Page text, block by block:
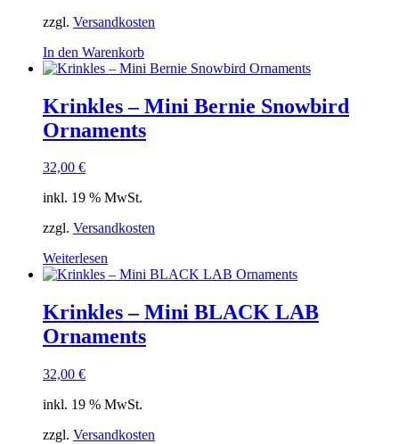
zzgl. Versandkosten
In den Warenkorb
Krinkles – Mini Bernie Snowbird
Ornaments
32,00 €
inkl. 19 % MwSt.
zzgl. Versandkosten
Weiterlesen
Krinkles – Mini BLACK LAB
Ornaments
32,00 €
inkl. 19 % MwSt.
zzgl. Versandkosten